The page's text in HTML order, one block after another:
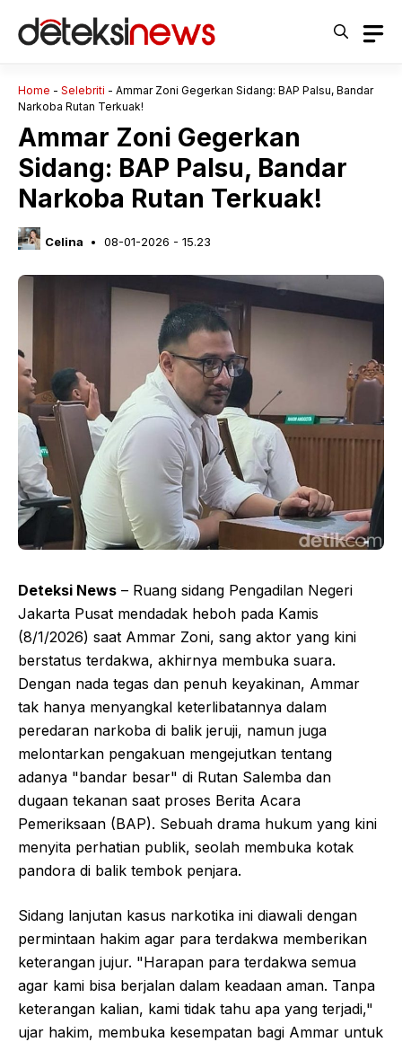
Home - Selebriti - Ammar Zoni Gegerkan Sidang: BAP Palsu, Bandar
Narkoba Rutan Terkuak!
Ammar Zoni Gegerkan
Sidang: BAP Palsu, Bandar
Narkoba Rutan Terkuak!
Celina 08-01-2026 - 15.23
Deteksi News – Ruang sidang Pengadilan Negeri
Jakarta Pusat mendadak heboh pada Kamis
(8/1/2026) saat Ammar Zoni, sang aktor yang kini
berstatus terdakwa, akhirnya membuka suara.
Dengan nada tegas dan penuh keyakinan, Ammar
tak hanya menyangkal keterlibatannya dalam
peredaran narkoba di balik jeruji, namun juga
melontarkan pengakuan mengejutkan tentang
adanya "bandar besar" di Rutan Salemba dan
dugaan tekanan saat proses Berita Acara
Pemeriksaan (BAP). Sebuah drama hukum yang kini
menyita perhatian publik, seolah membuka kotak
pandora di balik tembok penjara.
Sidang lanjutan kasus narkotika ini diawali dengan
permintaan hakim agar para terdakwa memberikan
keterangan jujur. "Harapan para terdakwa semua
agar kami bisa berjalan dalam keadaan aman. Tanpa
keterangan kalian, kami tidak tahu apa yang terjadi,"
ujar hakim, membuka kesempatan bagi Ammar untuk